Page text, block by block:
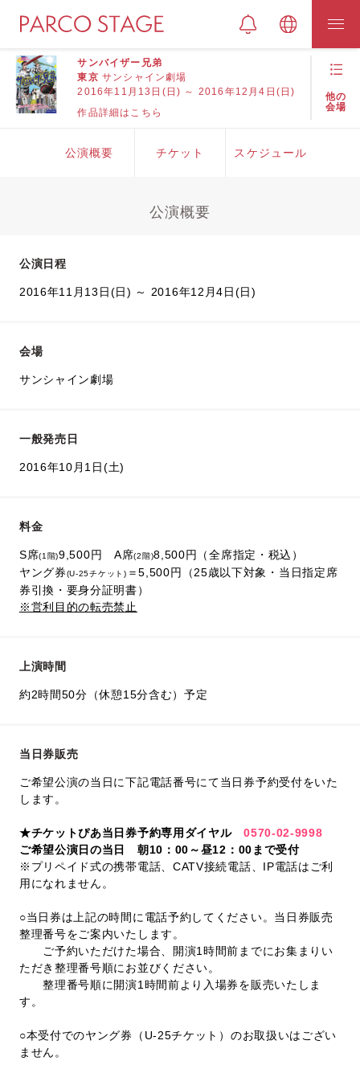
サンバイザー兄弟
東京 サンシャイン劇場
2016年11月13日(日) ～ 2016年12月4日(日)
作品詳細はこちら
他の
会場
公演概要 チケット スケジュール
公演概要
公演日程
2016年11月13日(日) ～ 2016年12月4日(日)
会場
サンシャイン劇場
一般発売日
2016年10月1日(土)
料金
S席(1階)9,500円 A席(2階)8,500円（全席指定・税込）
ヤング券(U-25チケット) ＝5,500円（25歳以下対象・当日指定席
券引換・要身分証明書）
※営利目的の転売禁止
上演時間
約2時間50分（休憩15分含む）予定
当日券販売
ご希望公演の当日に下記電話番号にて当日券予約受付をいた
します。
★チケットぴあ当日券予約専用ダイヤル0570-02-9998
ご希望公演日の当日 朝10：00～昼12：00まで受付
※プリペイド式の携帯電話、CATV接続電話、IP電話はご利
用になれません。
○当日券は上記の時間に電話予約してください。当日券販売
整理番号をご案内いたします。
ご予約いただけた場合、開演1時間前までにお集まりい
ただき整理番号順にお並びください。
整理番号順に開演1時間前より入場券を販売いたしま
す。
○本受付でのヤング券（U-25チケット）のお取扱いはござい
ません。